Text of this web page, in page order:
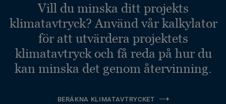
Vill du minska ditt projekts
klimatavtryck? Använd vår kalkylator
för att utvärdera projektets
klimatavtryck och få reda på hur du
kan minska det genom återvinning.
BERÄKNA KLIMATAVTRYCKET